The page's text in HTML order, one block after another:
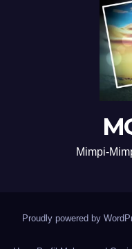
Mimpi-
Proudly powered by